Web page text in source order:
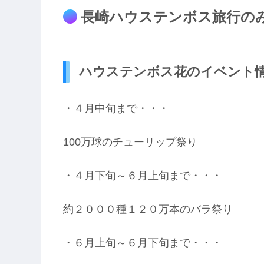
長崎ハウステンボス旅行の
ハウステンボス花のイベント
・４月中旬まで・・・
100万球のチューリップ祭り
・４月下旬～６月上旬まで・・・
約２０００種１２０万本のバラ祭り
・６月上旬～６月下旬まで・・・